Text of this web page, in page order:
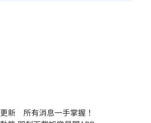
新 所有消息一手掌握！